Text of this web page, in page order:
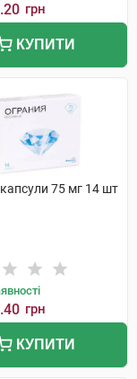
грн
КУПИТИ
75 мг 14 шт
грн
КУПИТИ